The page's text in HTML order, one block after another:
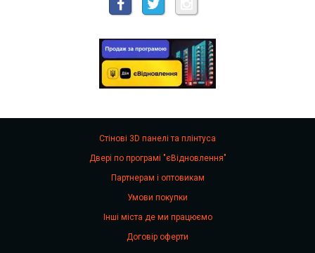
Стінові 3D панелі та плінтуса
Двері по програмі "єВідновлення"
Партнерам і оптовикам
Умови покупки
Інші міста де ми працюємо
Договір оферти